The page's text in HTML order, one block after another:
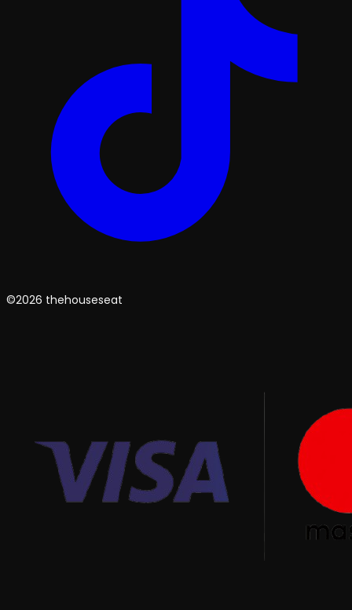
©2026 thehouseseat